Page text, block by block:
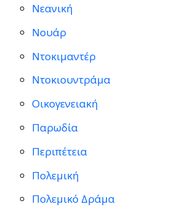
Νεανική
Νουάρ
Ντοκιμαντέρ
Ντοκιουντράμα
Οικογενειακή
Παρωδία
Περιπέτεια
Πολεμική
Πολεμικό Δράμα